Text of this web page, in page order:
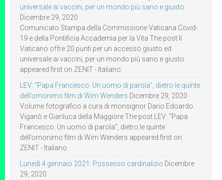
universale ai vaccini, per un mondo più sano e giusto
Dicembre 29, 2020
Comunicato Stampa della Commissione Vaticana Covid-
19 e della Pontificia Accademia per la Vita The post Il
Vaticano offre 20 punti per un accesso giusto ed
universale ai vaccini, per un mondo più sano e giusto
appeared first on ZENIT - Italiano.
LEV: “Papa Francesco. Un uomo di parola”, dietro le quinte
dell’omonimo film di Wim Wenders Dicembre 29, 2020
Volume fotografico a cura di monsignor Dario Edoardo
Viganò e Gianluca della Maggiore The post LEV: “Papa
Francesco. Un uomo di parola”, dietro le quinte
dell’omonimo film di Wim Wenders appeared first on
ZENIT - Italiano.
Lunedì 4 gennaio 2021: Possesso cardinalizio Dicembre
29, 2020